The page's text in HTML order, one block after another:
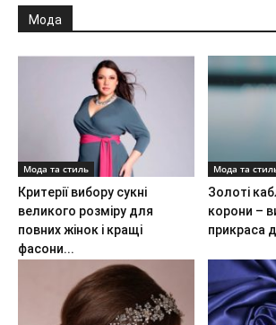
Мода
Мода та стиль
Критерії вибору сукні
великого розміру для
повних жінок і кращі
фасони...
Мода та
Золоті
корони –
прикраса